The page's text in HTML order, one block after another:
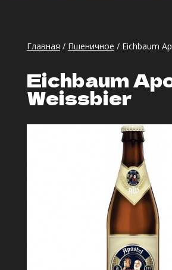
Главная / Пшеничное / Eichbaum
Eichbaum
Weissbier